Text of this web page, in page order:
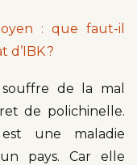
: que faut-il
?
de la mal
de polichinelle.
une maladie
pays. Car elle